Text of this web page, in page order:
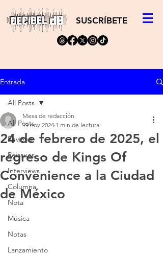
SUSCRÍBETE
Entrada
All Posts
Reviews
Reissues
Interviews
Columna
Nota
Música
Notas
Lanzamiento
All Posts
24 de febrero de 2025, el
regreso de Kings Of
Convenience a la Ciudad
de México
Mesa de redacción
19 nov 2024 1 min de lectura